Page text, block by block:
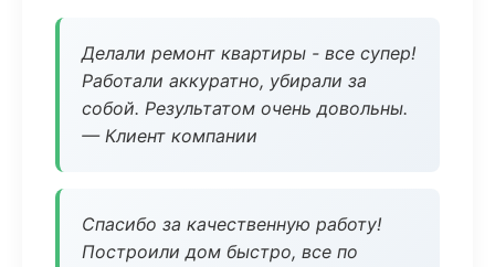
Делали ремонт квартиры - все супер!
Работали аккуратно, убирали за
собой. Результатом очень довольны.
— Клиент компании
Спасибо за качественную работу!
Построили дом быстро, все по